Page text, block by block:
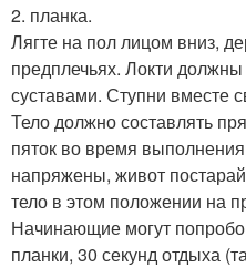
2. планка.
Лягте на пол лицом вниз,
предплечьях. Локти
суставами. Ступни вместе
Тело должно составлять
пяток во время
напряжены, живот
тело в этом положении на
Начинающие могут
планки, 30 секунд отдыха